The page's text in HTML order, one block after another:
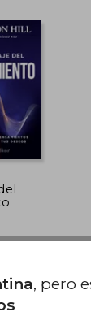
$
, pero